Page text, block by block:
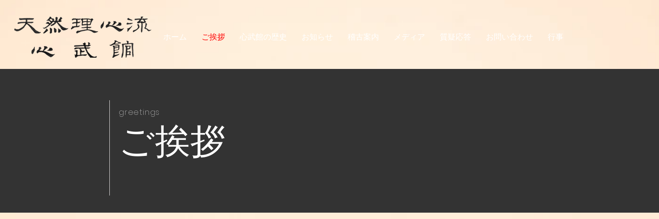
ホーム ご挨拶 心武館の歴史 お知らせ 稽古案内 メディア 質疑応答 お問い合わせ 行事
greetings
​ご挨拶